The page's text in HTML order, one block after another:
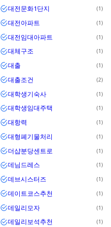
대전문화1단지 1
대전아파트 1
대전임대아파트 1
대체구조 1
대출 1
대출조건 2
대학생기숙사 1
대학생임대주택 1
대항력 1
대형폐기물처리 1
더샵분당센트로 1
데님드레스 1
데브시스터즈 1
데이트코스추천 1
데일리모자 1
데일리보석추천 1